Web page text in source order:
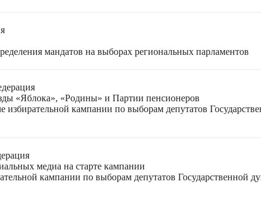
мандатов на выборах региональных парламентов
«Яблока», «Родины» и Партии пенсионеров
избирательной кампании по выборам депутатов
медиа на старте кампании
кампании по выборам депутатов